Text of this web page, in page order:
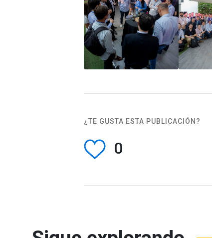
¿TE GUSTA ESTA PUBLICACIÓN?
0